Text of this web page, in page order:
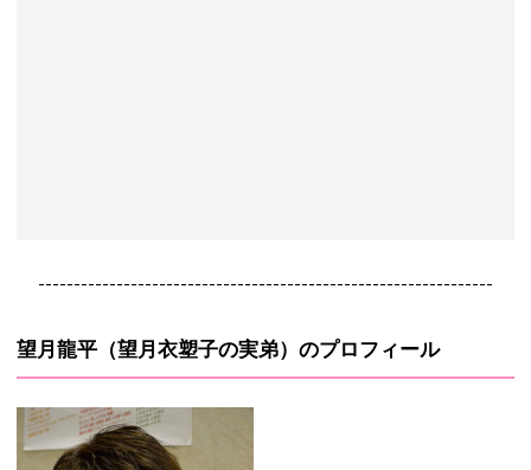
----------------------------------------------------------------
望月龍平（望月衣塑子の実弟）のプロフィール